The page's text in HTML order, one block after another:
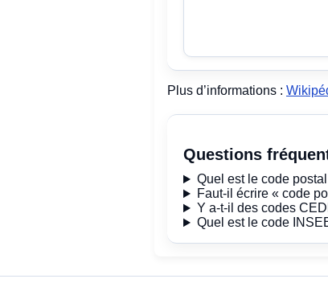
Plus d’informations :
Questions
Quel est le code
Faut-il écrire « code
Y a-t-il des codes
Quel est le code